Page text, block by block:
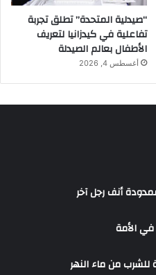
“صيدلية المتحدة” تطلق تجربة
تفاعلية في كيدزانيا لتعريف
الأطفال بعالم الصيدلة
أغسطس 4, 2026
أنف رجل آخر
في الأمة
للشرب من ماء النهر